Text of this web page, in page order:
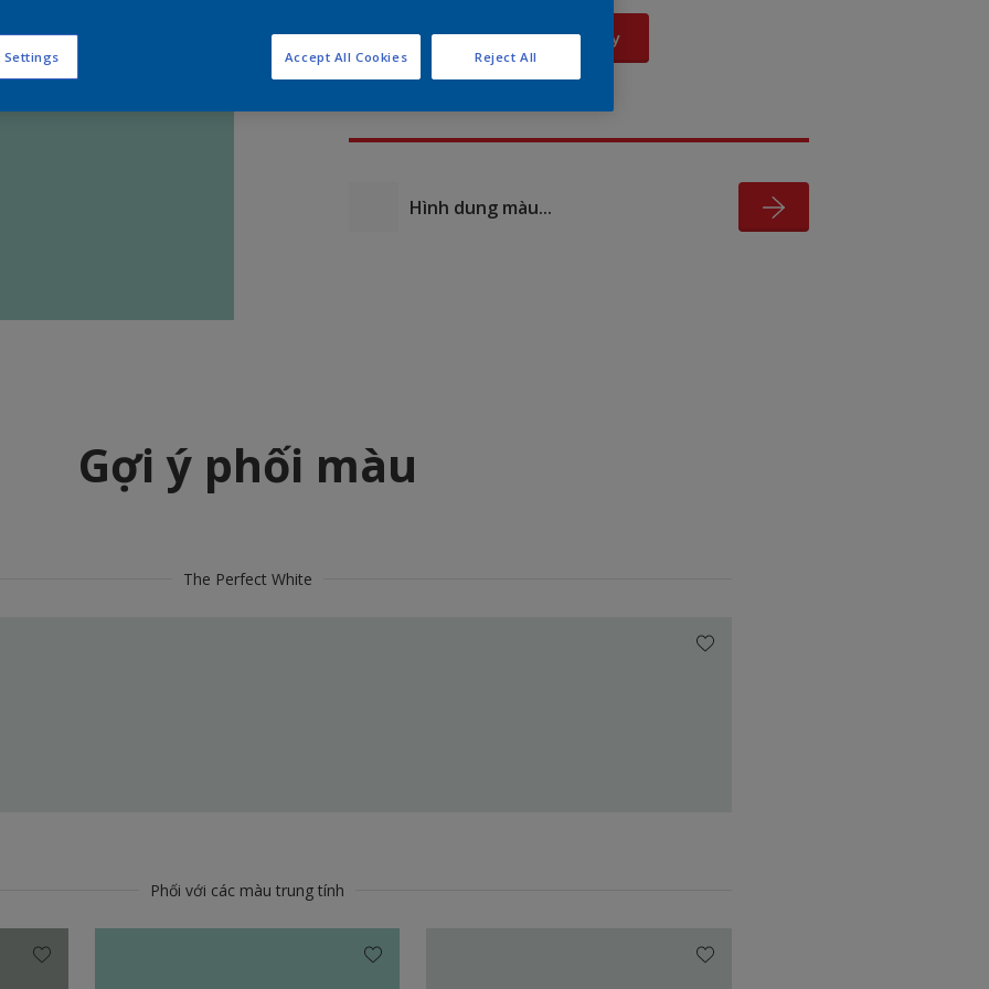
Xem Ngay
Hình dung màu...
Gợi ý phối màu
The Perfect White
Phối với các màu trung tính
Settings Reject All
Accept All Cookies